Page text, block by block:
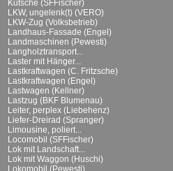
Kutsche (SFFischer)
LKW, ungelenk(t) (VERO)
LKW-Zug (Volksbetrieb)
Landhaus-Fassade (Engel)
Landmaschinen (Pewesti)
Langholztransport...
Laster mit Hänger...
Lastkraftwagen (C. Fritzsche)
Lastkraftwagen (Engel)
Lastwagen (Kellner)
Lastzug (BKF Blumenau)
Leiter, perplex (Liebehenz)
Liefer-Dreirad (Spranger)
Limousine, poliert...
Locomobil (SFFischer)
Lok mit Landschaft...
Lok mit Waggon (Huschi)
Lokomobil (Pewesti)